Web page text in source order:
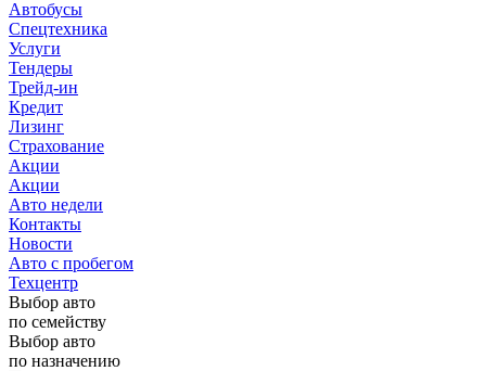
Автобусы
Спецтехника
Услуги
Тендеры
Трейд-ин
Кредит
Лизинг
Страхование
Акции
Акции
Авто недели
Контакты
Новости
Авто с пробегом
Техцентр
Выбор авто
по семейству
Выбор авто
по назначению